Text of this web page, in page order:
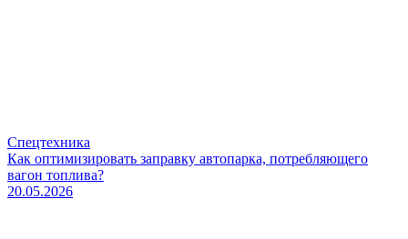
Спецтехника
Как оптимизировать заправку автопарка, потребляющего
вагон топлива?
20.05.2026